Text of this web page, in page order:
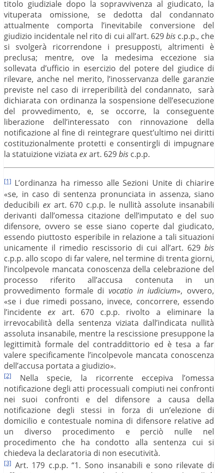
titolo giudiziale dopo la sopravvivenza al giudicato, la
vituperata omissione, se dedotta dal condannato
attualmente comporta l’inevitabile conversione del
giudizio incidentale nel rito di cui all’art. 629bisc.p.p., che
si svolgerà ricorrendone i presupposti, altrimenti è
preclusa; mentre, ove la medesima eccezione sia
sollevata d’ufficio in esercizio del potere del giudice di
rilevare, anche nel merito, l’inosservanza delle garanzie
previste nel caso di irreperibilità del condannato, sarà
dichiarata con ordinanza la sospensione dell’esecuzione
del provvedimento, e, se occorre, la conseguente
liberazione dell’interessato con rinnovazione della
notificazione al fine di reintegrare quest’ultimo nei diritti
costituzionalmente protetti e consentirgli di impugnare
la statuizione viziata exart. 629bis c.p.p.
[1] L’ordinanza ha rimesso alle Sezioni Unite di chiarire
«se, in caso di sentenza pronunciata in assenza, siano
deducibili ex art. 670 c.p.p. le nullità assolute insanabili
derivanti dall’omessa citazione dell’imputato e del suo
difensore, ovvero se esse siano coperte dal giudicato,
essendo piuttosto esperibile in relazione a tali situazioni
unicamente il rimedio rescissorio di cui all’art. 629 bis
c.p.p. allo scopo di far valere, nel termine di trenta giorni,
l’incolpevole mancata conoscenza della celebrazione del
processo riferito all’accusa contenuta in un
provvedimento formale di vocatio in iudicium», ovvero,
«se i due rimedi possano, invece, concorrere, essendo
l’incidente ex art. 670 c.p.p. rivolto a eliminare la
irrevocabilità della sentenza viziata dall’indicata nullità
assoluta insanabile, mentre la rescissione presuppone la
legittimità formale del contraddittorio ed è tesa a far
valere specificamente l’incolpevole mancata conoscenza
dell’accusa portata a giudizio».
[2]
Nella specie, la ricorrente eccepiva l’omessa
notificazione degli atti processuali compiuti nei confronti
nei suoi confronti e del difensore a causa della
notificazione degli stessi in forza di un’elezione di
domicilio e contestuale nomina di difensore relative ad
un diverso procedimento e perciò nulle nel
procedimento che ha condotto alla sentenza cui si
chiedeva la declaratoria di non esecutività.
[3] Art. 179 c.p.p. “1. Sono insanabili e sono rilevate di